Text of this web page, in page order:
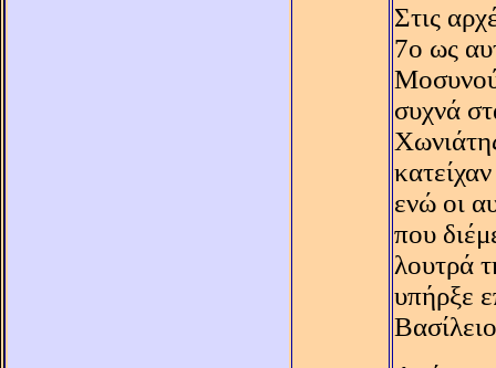
Στις
7ο ως
συχνά
ενώ οι
που
λουτρά
υπήρξε